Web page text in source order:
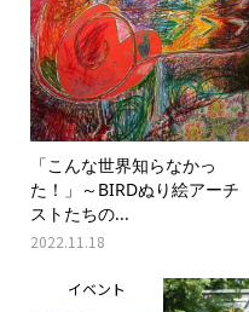
「こんな世界知らなかっ
た！」～BIRDぬり絵アーチ
ストたちの...
2022.11.18
イベント